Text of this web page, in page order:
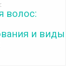
волос:
и виды